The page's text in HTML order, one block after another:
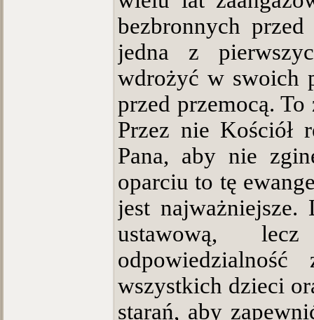
bezbronnych
jedna z
wdrożyć w swoich
przed przemocą.
Przez nie Kościół
Pana, aby nie
oparciu to tę
jest
ustawową,
wszystkich dzieci
starań, aby